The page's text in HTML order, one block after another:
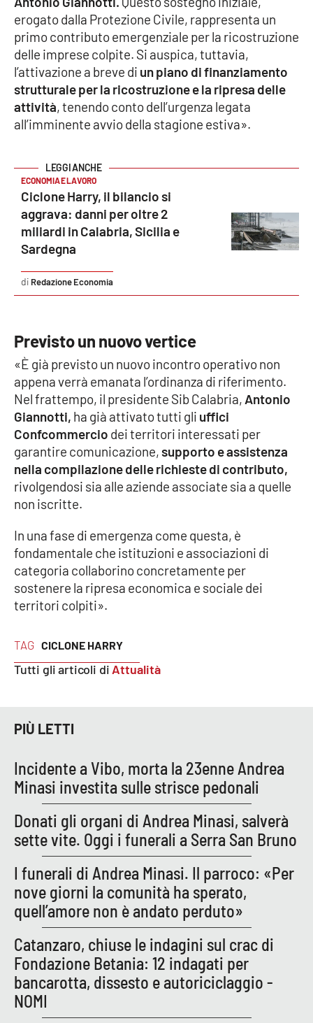
SPECIALI
Buona Sanità Calabria
LA
CALABRIAVISIONE
Destinazioni
Food
Storie
LAC
NETWORK
Lactv.it
Laconair.it
Lacitymag.it
Lacapitalenews.it
Ilreggino.it
Cosenzachannel.it
Ilvibonese.it
Catanzarochannel.it
APP
Apple
TAG CICLONE HARRY
Tutti gli articoli di Attualità
erogato dalla Protezione Civile, rappresenta un
primo contributo emergenziale per la ricostruzione
delle imprese colpite. Si auspica, tuttavia,
l’attivazione a breve di un piano di finanziamento
strutturale per la ricostruzione e la ripresa delle
attività, tenendo conto dell’urgenza legata
all’imminente avvio della stagione estiva».
ECONOMIA E LAVORO
Ciclone Harry, il bilancio si
aggrava: danni per oltre 2
miliardi in Calabria, Sicilia e
Sardegna
Redazione Economia
Previsto un nuovo vertice
«È già previsto un nuovo incontro operativo non
appena verrà emanata l’ordinanza di riferimento.
Nel frattempo, il presidente Sib Calabria, Antonio
Giannotti, ha già attivato tutti gli uffici
Confcommercio dei territori interessati per
garantire comunicazione,supporto e assistenza
nella compilazione delle richieste di contributo,
rivolgendosi sia alle aziende associate sia a quelle
non iscritte.
In una fase di emergenza come questa, è
fondamentale che istituzioni e associazioni di
categoria collaborino concretamente per
sostenere la ripresa economica e sociale dei
territori colpiti».
PIÙ LETTI
Incidente a Vibo, morta la 23enne Andrea
Minasi investita sulle strisce pedonali
Donati gli organi di Andrea Minasi, salverà
sette vite. Oggi i funerali a Serra San Bruno
I funerali di Andrea Minasi. Il parroco: «Per
nove giorni la comunità ha sperato,
quell’amore non è andato perduto»
Catanzaro, chiuse le indagini sul crac di
Fondazione Betania: 12 indagati per
bancarotta, dissesto e autoriciclaggio -
NOMI